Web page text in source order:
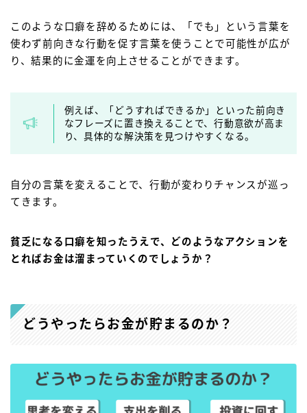
このような口癖を辞めるためには、「でも」という言葉を
使わず前向きな行動を促す言葉を使うことで可能性が広が
り、結果的に金運を向上させることができます。
例えば、「どうすればできるか」といった前向き
なフレーズに置き換えることで、行動意欲が高ま
り、具体的な解決策を見つけやすくなる。
自分の言葉を変えることで、行動が変わりチャンスが巡っ
てきます。
貧乏になる口癖を知ったうえで、どのようなアクションを
とればお金は溜まっていくのでしょうか？
どうやったらお金が貯まるのか？